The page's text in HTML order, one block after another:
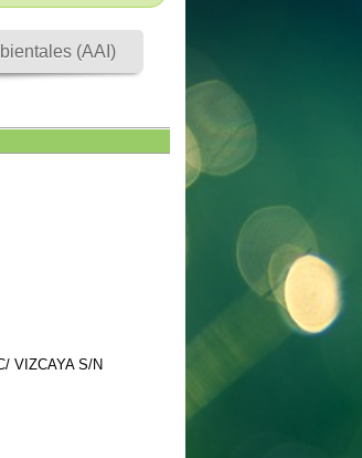
(AAI)
VIZCAYA S/N